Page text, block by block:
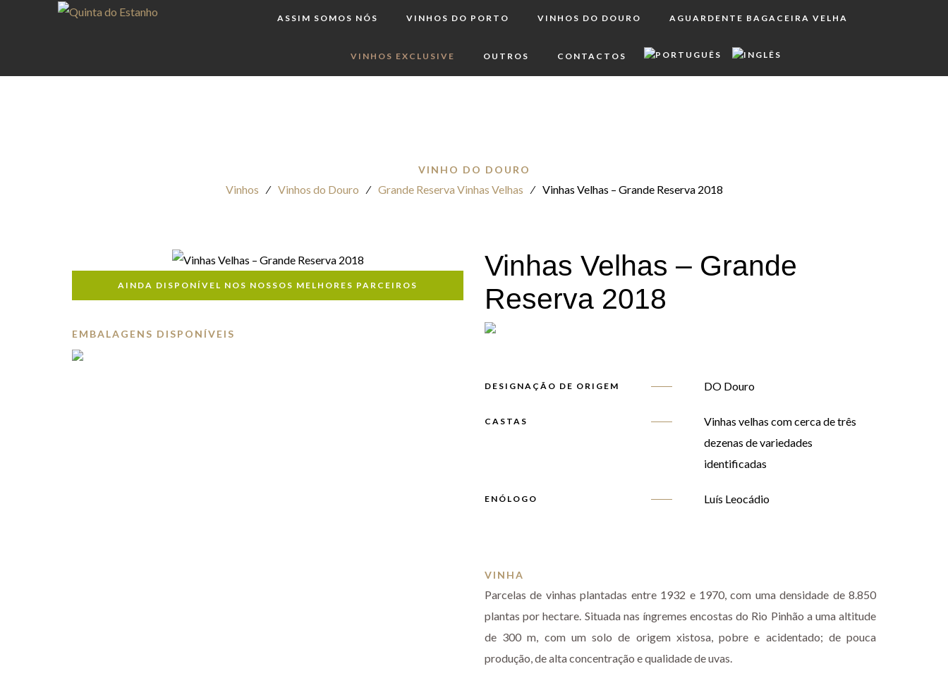
ASSIM SOMOS NÓS VINHOS DO PORTO VINHOS DO DOURO AGUARDENTE BAGACEIRA VELHA
VINHOS EXCLUSIVE OUTROS CONTACTOS
VINHO DO DOURO
Vinhos ⁄ Vinhos do Douro ⁄ Grande Reserva Vinhas Velhas ⁄ Vinhas Velhas – Grande Reserva 2018
AINDA DISPONÍVEL NOS NOSSOS MELHORES PARCEIROS
EMBALAGENS DISPONÍVEIS
Vinhas Velhas – Grande
Reserva 2018
DESIGNAÇÃO DE ORIGEM DO Douro
CASTAS
Vinhas velhas com cerca de três
dezenas de variedades
identificadas
ENÓLOGO Luís Leocádio
VINHA
Parcelas de vinhas plantadas entre 1932 e 1970, com uma densidade de 8.850
plantas por hectare. Situada nas íngremes encostas do Rio Pinhão a uma altitude
de 300 m, com um solo de origem xistosa, pobre e acidentado; de pouca
produção, de alta concentração e qualidade de uvas.